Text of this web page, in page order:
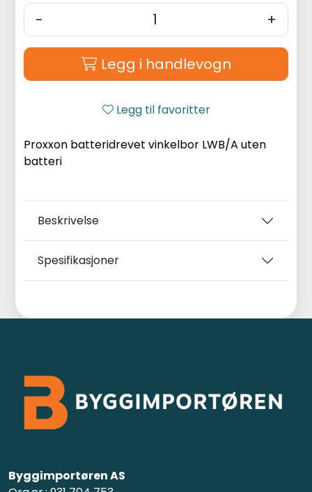
- +
Legg i handlevogn
Legg til favoritter
Proxxon batteridrevet vinkelbor LWB/A uten
batteri
Beskrivelse
Spesifikasjoner
Byggimportøren AS